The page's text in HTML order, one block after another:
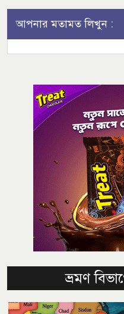
আপনার মতামত লিখুন :
ভ্রমণ